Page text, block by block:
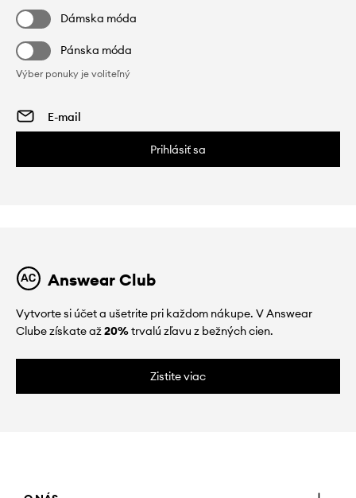
Dámska móda
Pánska móda
Výber ponuky je voliteľný
Prihlásiť sa
Answear Club
Vytvorte si účet a ušetrite pri každom nákupe. V Answear
Clube získate až20%trvalú zľavu z bežných cien.
Zistite viac